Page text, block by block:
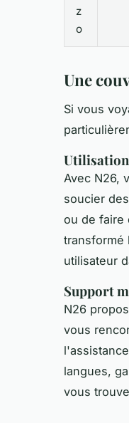
z
o
Une
Si vous
Utilisation
Avec N26,
soucier
ou de faire
transformé
utilisateur
Support
N26
vous
langues,
vous